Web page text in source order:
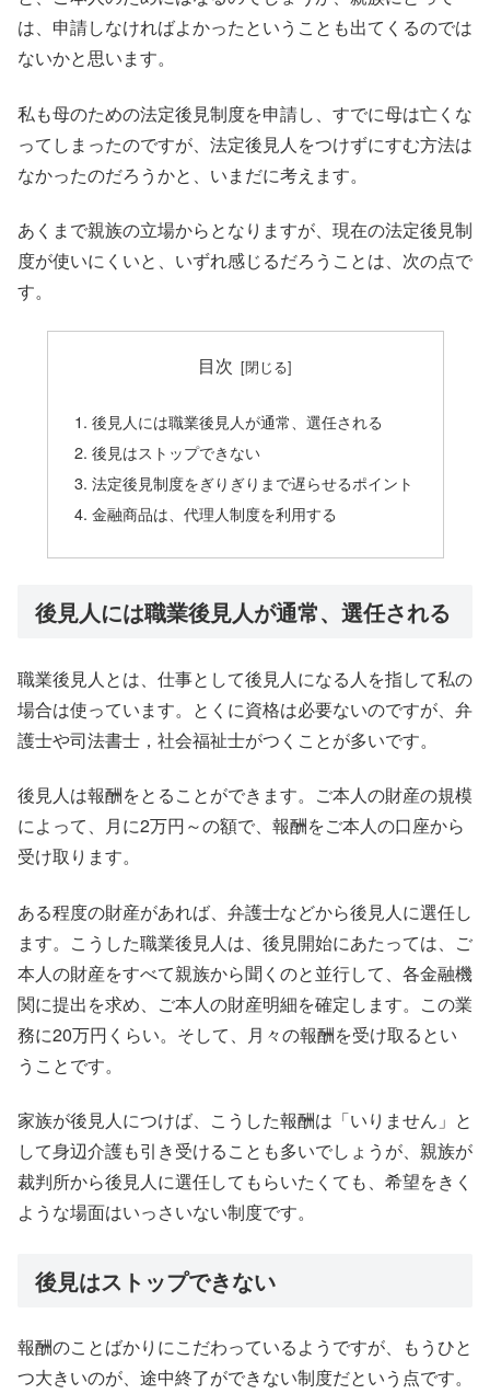
は、申請しなければよかったということも出てくるのでは
ないかと思います。
私も母のための法定後見制度を申請し、すでに母は亡くな
ってしまったのですが、法定後見人をつけずにすむ方法は
なかったのだろうかと、いまだに考えます。
あくまで親族の立場からとなりますが、現在の法定後見制
度が使いにくいと、いずれ感じるだろうことは、次の点で
す。
目次
後見人には職業後見人が通常、選任される
後見はストップできない
法定後見制度をぎりぎりまで遅らせるポイント
金融商品は、代理人制度を利用する
後見人には職業後見人が通常、選任される
職業後見人とは、仕事として後見人になる人を指して私の
場合は使っています。とくに資格は必要ないのですが、弁
護士や司法書士，社会福祉士がつくことが多いです。
後見人は報酬をとることができます。ご本人の財産の規模
によって、月に2万円～の額で、報酬をご本人の口座から
受け取ります。
ある程度の財産があれば、弁護士などから後見人に選任し
ます。こうした職業後見人は、後見開始にあたっては、ご
本人の財産をすべて親族から聞くのと並行して、各金融機
関に提出を求め、ご本人の財産明細を確定します。この業
務に20万円くらい。そして、月々の報酬を受け取るとい
うことです。
家族が後見人につけば、こうした報酬は「いりません」と
して身辺介護も引き受けることも多いでしょうが、親族が
裁判所から後見人に選任してもらいたくても、希望をきく
ような場面はいっさいない制度です。
後見はストップできない
報酬のことばかりにこだわっているようですが、もうひと
つ大きいのが、途中終了ができない制度だという点です。